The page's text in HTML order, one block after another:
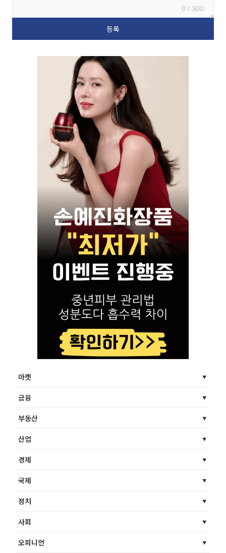
0 / 300
마켓
금융
부동산
산업
경제
국제
정치
사회
오피니언